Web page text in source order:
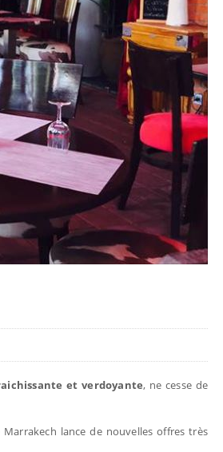
et verdoyante, ne cesse de
lance de nouvelles offres très